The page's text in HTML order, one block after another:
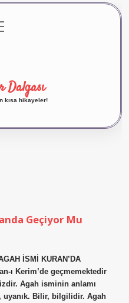
Dalgası
kısa hikayeler!
Geçiyor Mu
İSMİ KURAN’DA
ı Kerim’de geçmemektedir
Agah isminin anlamı
Bilir, bilgilidir. Agah